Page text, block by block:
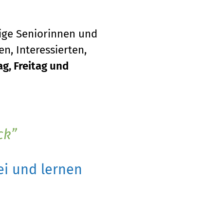
Seniorinnen und
Interessierten,
Freitag und
und lernen